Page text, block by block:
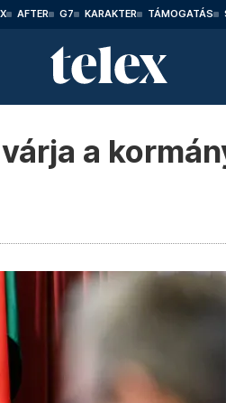
AFTER G7 KARAKTER TÁMOGATÁS
a